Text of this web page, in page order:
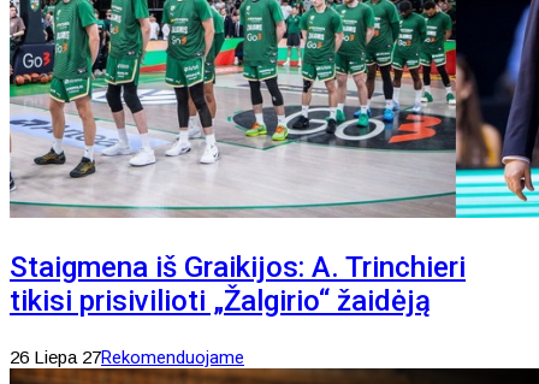
Staigmena iš Graikijos: A. Trinchieri
tikisi prisivilioti „Žalgirio“ žaidėją
26 Liepa 27Rekomenduojame